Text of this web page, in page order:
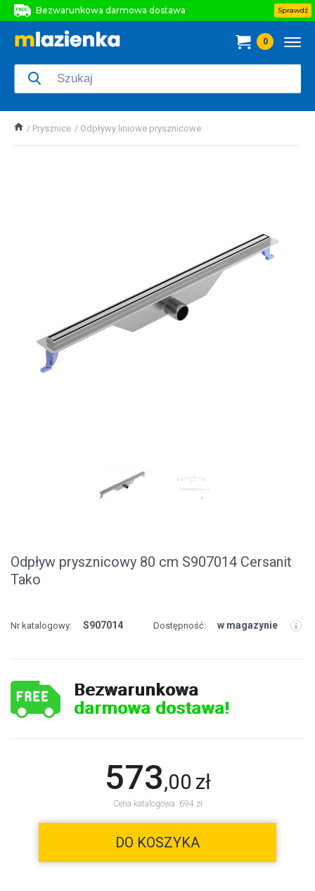
Bezwarunkowa darmowa dostawa
Bezwarunkowa darmowa dostawa
Sprawdź
0
Prysznice Odpływy liniowe prysznicowe
Odpływ prysznicowy 80 cm S907014 Cersanit
Tako
Nr katalogowy: S907014 Dostępność: w magazynie
Bezwarunkowa
darmowa dostawa!
573,00 zł
Cena katalogowa: 694 zł
DO KOSZYKA